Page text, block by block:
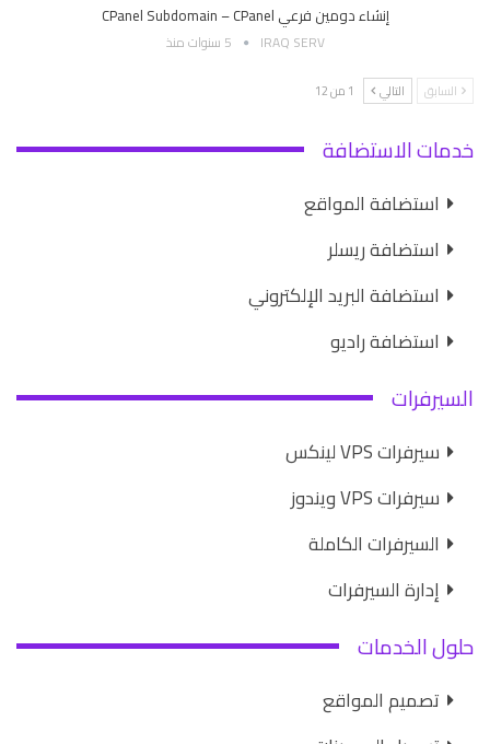
إنشاء دومين فرعي CPanel Subdomain – CPanel
IRAQ SERV 5 سنوات منذ
السابق التالي 1 من 12
خدمات الاستضافة
استضافة المواقع
استضافة ريسلر
استضافة البريد الإلكتروني
استضافة راديو
السيرفرات
سيرفرات VPS لينكس
سيرفرات VPS ويندوز
السيرفرات الكاملة
إدارة السيرفرات
حلول الخدمات
تصميم المواقع